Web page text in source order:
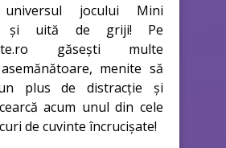
jocului Mini
și uită de griji! Pe
găsești multe
menite să
plus de distracție și
acum unul din cele
de cuvinte încrucișate!